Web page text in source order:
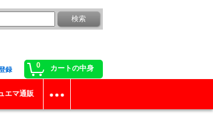
0 カートの中身
録
エマ通販